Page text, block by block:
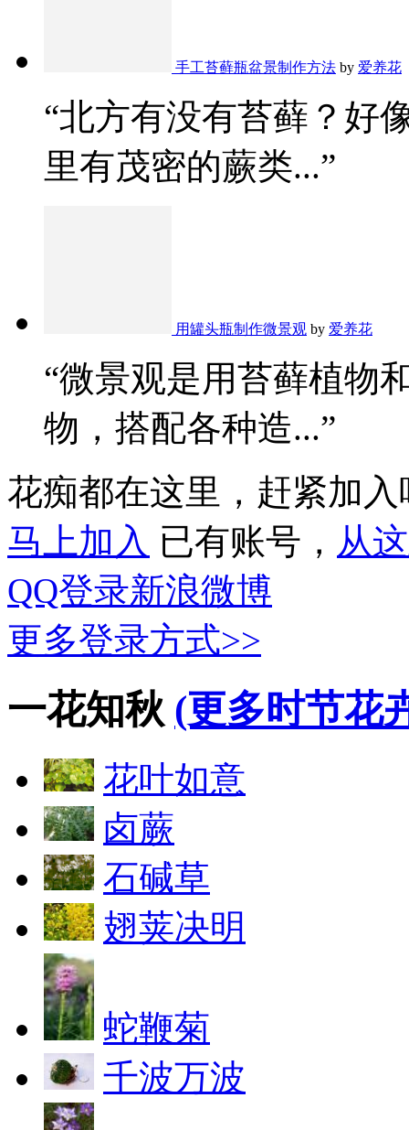
手工苔藓瓶盆景制作方法 by 爱养花
“北方有没有苔藓？好
里有茂密的蕨类...”
用罐头瓶制作微景观 by 爱养花
“微景观是用苔藓植物
物，搭配各种造...”
花痴都在这里，赶紧加入
马上加入 已有账号， 从
QQ登录新浪微博
更多登录方式>>
一花知秋 (更多时节花
花叶如意
卤蕨
石碱草
翅荚决明
蛇鞭菊
千波万波